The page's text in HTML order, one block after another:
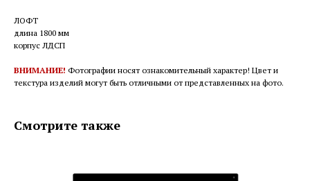
ЛОФТ
длина 1800 мм
корпус ЛДСП
ВНИМАНИЕ! Фотографии носят ознакомительный характер! Цвет и
текстура изделий могут быть отличными от представленных на фото.
Смотрите также